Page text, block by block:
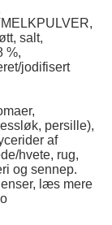
salt,
%,
jodifisert
persille),
af
hvete, rug,
og sennep.
læs mere